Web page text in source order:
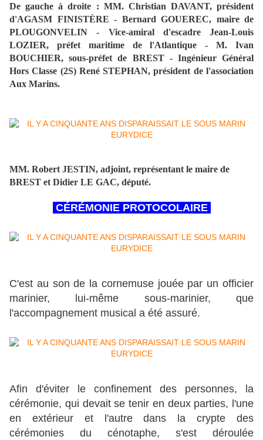
De gauche à droite : MM. Christian DAVANT, président
d'AGASM FINISTÈRE - Bernard GOUEREC, maire de
PLOUGONVELIN - Vice-amiral d'escadre Jean-Louis
LOZIER, préfet maritime de l'Atlantique - M. Ivan
BOUCHIER, sous-préfet de BREST - Ingénieur Général
Hors Classe (2S) René STEPHAN, président de l'association
Aux Marins.
MM. Robert JESTIN, adjoint, représentant le maire de
BREST et Didier LE GAC, député.
CÉRÉMONIE PROTOCOLAIRE
C'est au son de la cornemuse jouée par un officier
marinier, lui-même sous-marinier, que
l'accompagnement musical a été assuré.
Afin d'éviter le confinement des personnes, la
cérémonie, qui devait se tenir en deux parties, l'une
en extérieur et l'autre dans la crypte des
cérémonies du cénotaphe, s'est déroulée